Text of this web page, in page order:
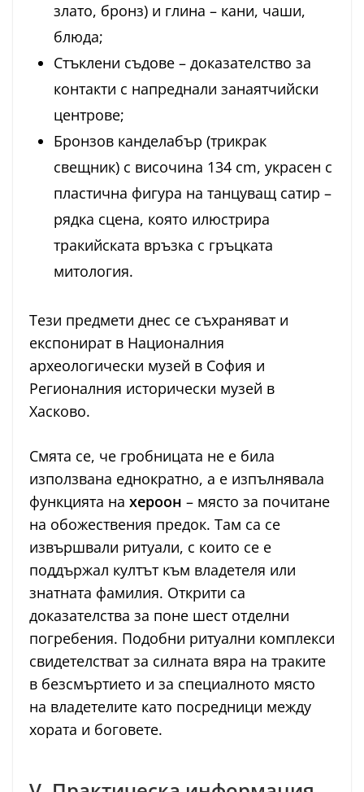
злато, бронз) и глина – кани, чаши,
блюда;
Стъклени съдове – доказателство за
контакти с напреднали занаятчийски
центрове;
Бронзов канделабър (трикрак
свещник) с височина 134 cm, украсен с
пластична фигура на танцуващ сатир –
рядка сцена, която илюстрира
тракийската връзка с гръцката
митология.
Тези предмети днес се съхраняват и
експонират в Националния
археологически музей в София и
Регионалния исторически музей в
Хасково.
Смята се, че гробницата не е била
използвана еднократно, а е изпълнявала
функцията на хероон – място за почитане
на обожествения предок. Там са се
извършвали ритуали, с които се е
поддържал култът към владетеля или
знатната фамилия. Открити са
доказателства за поне шест отделни
погребения. Подобни ритуални комплекси
свидетелстват за силната вяра на траките
в безсмъртието и за специалното място
на владетелите като посредници между
хората и боговете.